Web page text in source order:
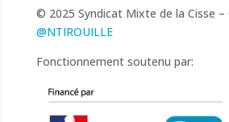
© 2025 Syndicat Mixte de la Cisse –
@NTIROUILLE
Fonctionnement soutenu par: